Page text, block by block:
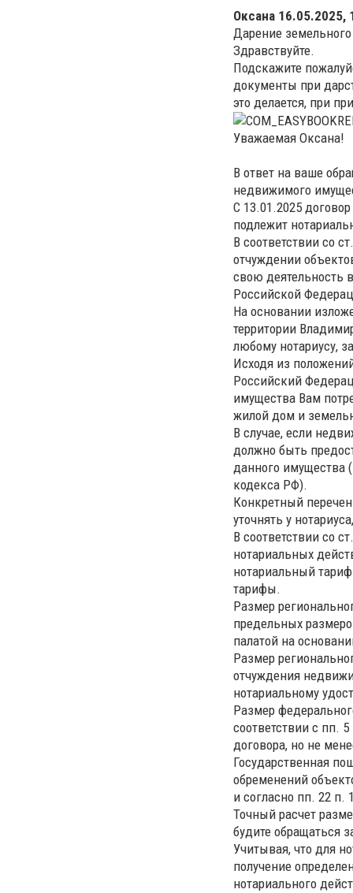
Оксана 16.05.2025,
Дарение
Здравствуйте.
Подскажите
документы при
это делается, при
Уважаемая Оксана!
В ответ на ваше
недвижимого
С 13.01.2025
подлежит
В соответствии со
отчуждении
свою деятельность
Российской
На основании
территории
любому нотариусу,
Исходя из
Российский
имущества Вам
жилой дом и
В случае, если
должно быть
данного имущества
кодекса РФ).
Конкретный
уточнять у
В соответствии со
нотариальных
нотариальный
тарифы.
Размер
предельных
палатой на
Размер
отчуждения
нотариальному
Размер
соответствии с пп.
договора, но не
Государственная
обременений
и согласно пп. 22 п.
Точный расчет
будите обращаться
Учитывая, что для
получение
нотариального